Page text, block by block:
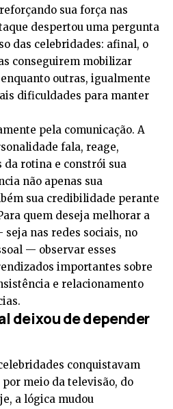
sua força nas
despertou uma pergunta
das celebridades: afinal, o
conseguirem mobilizar
outras, igualmente
dificuldades para manter
pela comunicação. A
fala, reage,
rotina e constrói sua
não apenas sua
sua credibilidade perante
quem deseja melhorar a
nas redes sociais, no
— observar esses
importantes sobre
e relacionamento
deixou de depender
conquistavam
meio da televisão, do
a lógica mudou